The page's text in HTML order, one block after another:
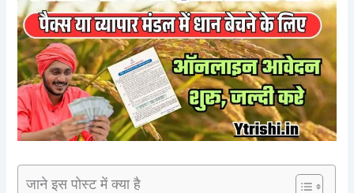
जाने इस पोस्ट में क्या है